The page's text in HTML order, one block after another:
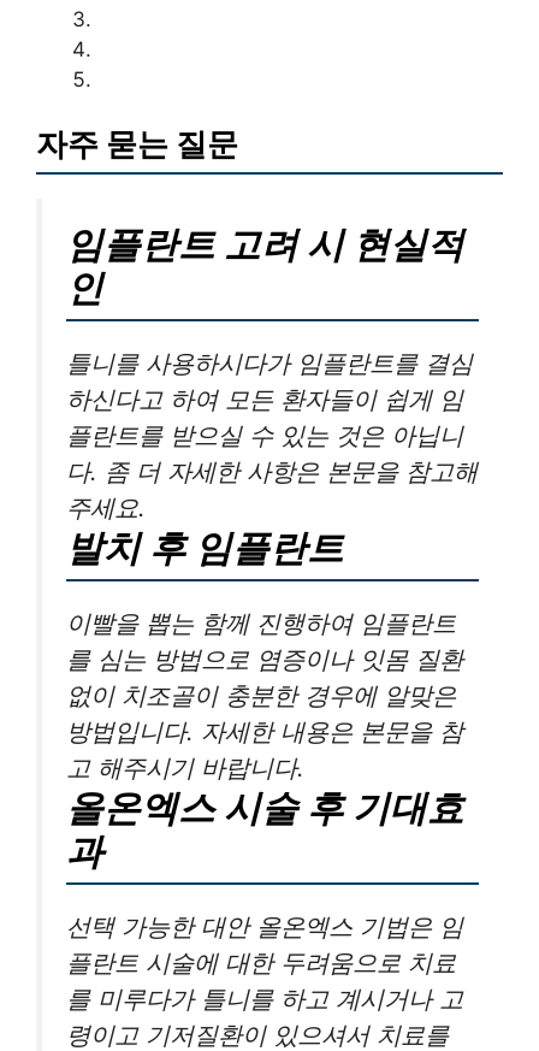
자주 묻는 질문
임플란트 고려 시 현실적
인
틀니를 사용하시다가 임플란트를 결심
하신다고 하여 모든 환자들이 쉽게 임
플란트를 받으실 수 있는 것은 아닙니
다. 좀 더 자세한 사항은 본문을 참고해
주세요.
발치 후 임플란트
이빨을 뽑는 함께 진행하여 임플란트
를 심는 방법으로 염증이나 잇몸 질환
없이 치조골이 충분한 경우에 알맞은
방법입니다. 자세한 내용은 본문을 참
고 해주시기 바랍니다.
올온엑스 시술 후 기대효
과
선택 가능한 대안 올온엑스 기법은 임
플란트 시술에 대한 두려움으로 치료
를 미루다가 틀니를 하고 계시거나 고
령이고 기저질환이 있으셔서 치료를